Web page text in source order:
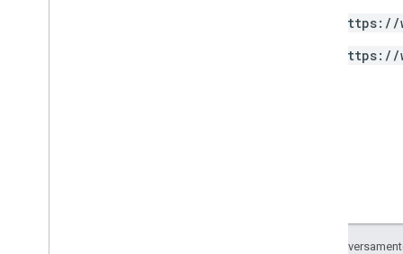
https://
https://
Salvo quando